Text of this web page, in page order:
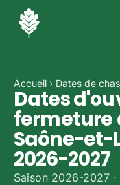
Accueil › Dates de
Dates
fermeture
Saône-et-
2026-2027
Saison 2026-2027